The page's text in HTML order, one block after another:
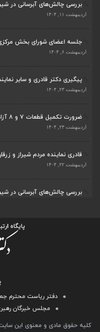
بررسی چالش‌های آبرسانی در
اردیبهشت ۱۱, ۱۴۰۴
جلسه اعضای شورای بخش مرکزی
اردیبهشت ۶, ۱۴۰۴
پیگیری دکتر قادری و سایر
اردیبهشت ۲۳, ۱۴۰۴
ضرورت تکمیل قطعات ۷ و ۸ آزادراه شیراز به اصفه...
اردیبهشت ۲۳, ۱۴۰۴
قادری نماینده مردم شیراز و
اردیبهشت ۲۲, ۱۴۰۴
بررسی چالش‌های آبرسانی در
دفتر ریاست محترم
مجلس خبرگان
کلیه حقوق مادی و معنوی این سایت